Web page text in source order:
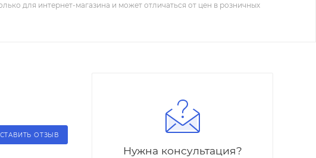
для интернет-магазина и может отличаться от цен в розничных
ОТЗЫВ
Нужна консультация?